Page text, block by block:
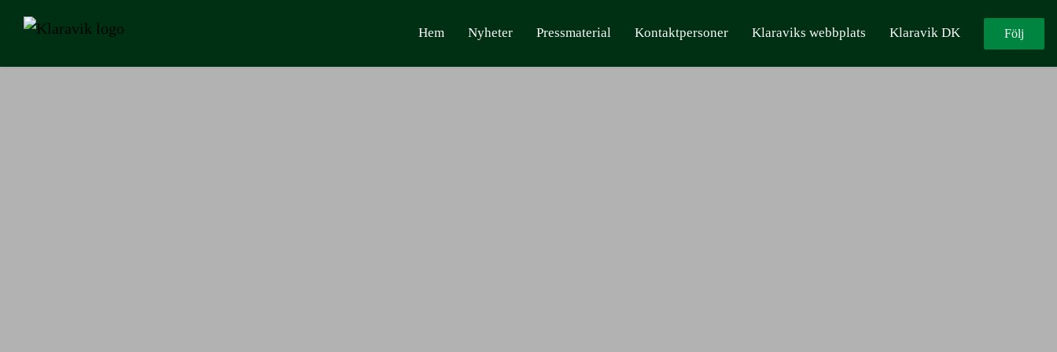
Hem Nyheter Pressmaterial Kontaktpersoner Klaraviks webbplats Klaravik DK Följ